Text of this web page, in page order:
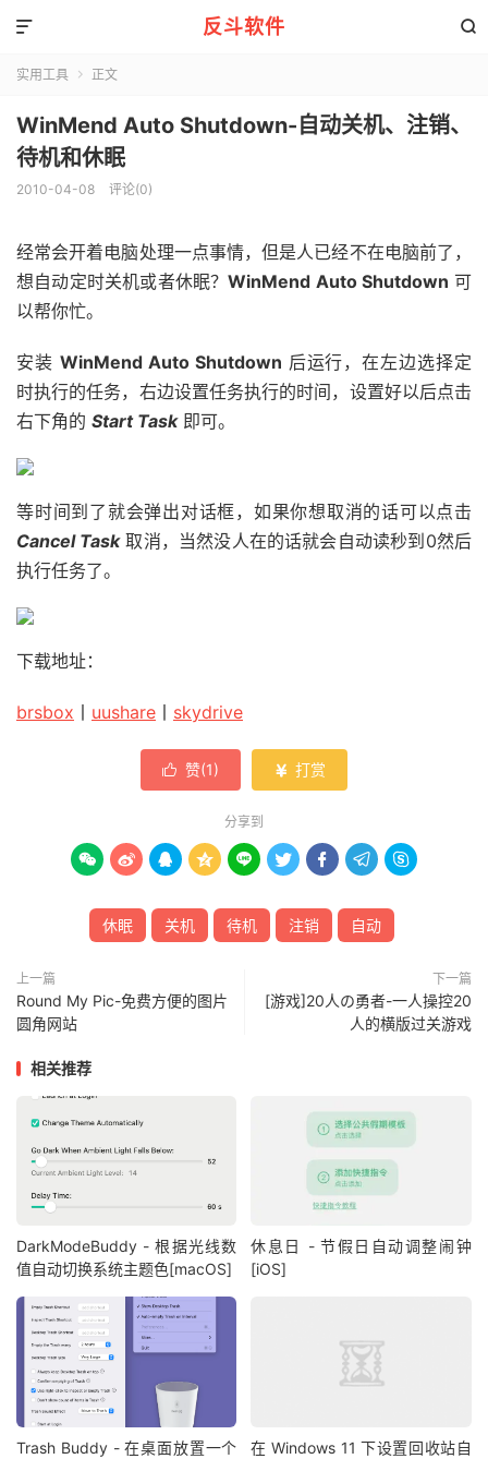
反斗软件 

实用工具  正文
WinMend Auto Shutdown-自动关机、注销、
待机和休眠
2010-04-08 评论(0)
经常会开着电脑处理一点事情，但是人已经不在电脑前了，
想自动定时关机或者休眠？WinMend Auto Shutdown 可
以帮你忙。
安装 WinMend Auto Shutdown 后运行，在左边选择定
时执行的任务，右边设置任务执行的时间，设置好以后点击
右下角的 Start Task即可。
等时间到了就会弹出对话框，如果你想取消的话可以点击
Cancel Task取消，当然没人在的话就会自动读秒到0然后
执行任务了。
下载地址：
brsbox uushare skydrive
 赞(1)  打赏
分享到
        
休眠 关机 待机 注销 自动
上一篇
Round My Pic-免费方便的图片
圆角网站
下一篇
[游戏]20人の勇者-一人操控20
人的横版过关游戏
相关推荐
DarkModeBuddy - 根据光线数
值自动切换系统主题色[macOS]
休息日 - 节假日自动调整闹钟
[iOS]
Trash Buddy - 在桌面放置一个
在 Windows 11 下设置回收站自